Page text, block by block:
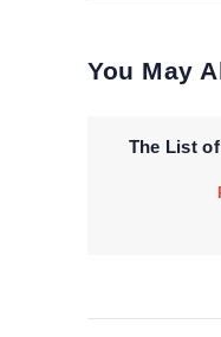
You May
The List